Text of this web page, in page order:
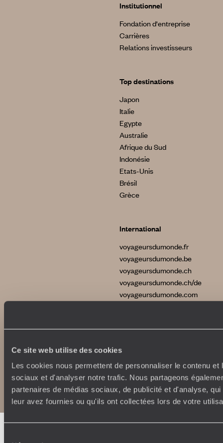
Ce site web utilise des cookies
Les cookies nous permettent de personnaliser le contenu
sociaux et d'analyser notre trafic. Nous partageons
partenaires de médias sociaux, de publicité et d'analyse,
leur avez fournies ou qu'ils ont collectées lors de votre
Institutionnel
Fondation d'entreprise
Carrières
Relations investisseurs
Top destinations
Japon
Italie
Egypte
Australie
Afrique du Sud
Indonésie
Etats-Unis
Brésil
Grèce
International
voyageursdumonde.fr
voyageursdumonde.be
voyageursdumonde.ch
voyageursdumonde.ch/de
voyageursdumonde.com
Copyrights
Plan du site
Politique de confidentialité et de Cookies
Notice légale et CGU